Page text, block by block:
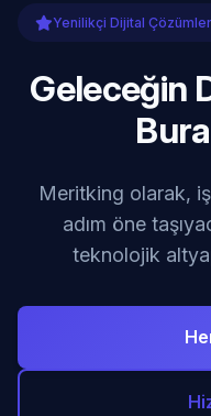
Yenilikçi Dijital Çözümler
Geleceğin
Meritking olarak,
adım öne
teknolojik